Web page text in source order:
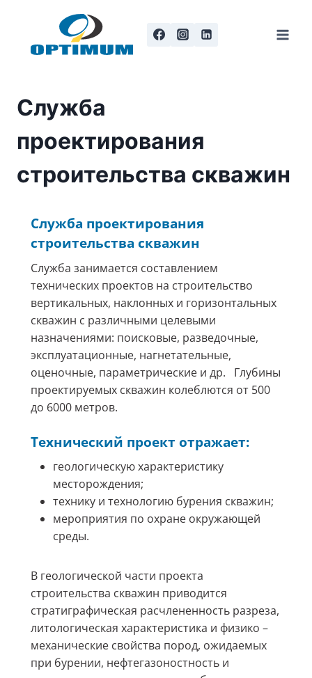
содержанию
Служба
проектирования
строительства скважин
Служба проектирования
строительства скважин
Служба занимается составлением
технических проектов на строительство
вертикальных, наклонных и горизонтальных
скважин с различными целевыми
назначениями: поисковые, разведочные,
эксплуатационные, нагнетательные,
оценочные, параметрические и др. Глубины
проектируемых скважин колеблются от 500
до 6000 метров.
Технический проект отражает:
геологическую характеристику
месторождения;
технику и технологию бурения скважин;
мероприятия по охране окружающей
среды.
В геологической части проекта
строительства скважин приводится
стратиграфическая расчлененность разреза,
литологическая характеристика и физико –
механические свойства пород, ожидаемых
при бурении, нефтегазоностность и